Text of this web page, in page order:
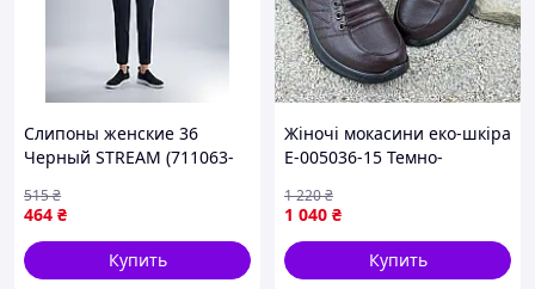
Слипоны женские 36
Черный STREAM (711063-
464 ₴
515₴
Купить
Жіночі мокасини еко-шкіра
Е-005036-15 Темно-
1 040 ₴
1 220₴
Купить